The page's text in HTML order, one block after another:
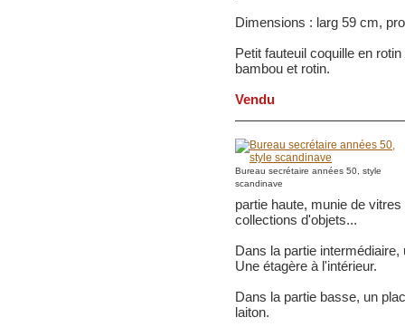
Dimensions : larg 59 cm,
Petit fauteuil coquille en
bambou et rotin.
Vendu
Bureau secrétaire années 50, style
scandinave
partie haute, munie de
collections d'objets...
Dans la partie
Une étagère à l'intérieur.
Dans la partie basse, un
laiton.